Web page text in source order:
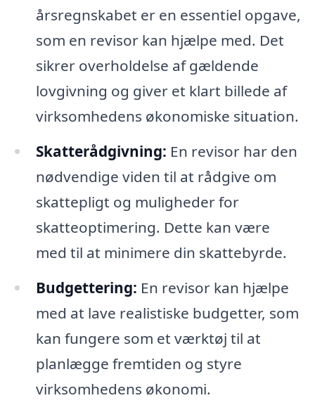
årsregnskabet er en essentiel opgave,
som en revisor kan hjælpe med. Det
sikrer overholdelse af gældende
lovgivning og giver et klart billede af
virksomhedens økonomiske situation.
Skatterådgivning: En revisor har den
nødvendige viden til at rådgive om
skattepligt og muligheder for
skatteoptimering. Dette kan være
med til at minimere din skattebyrde.
Budgettering: En revisor kan hjælpe
med at lave realistiske budgetter, som
kan fungere som et værktøj til at
planlægge fremtiden og styre
virksomhedens økonomi.